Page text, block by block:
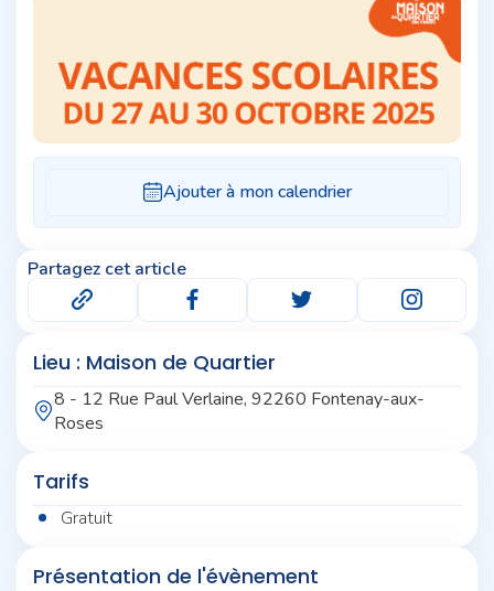
Partagez cet article
Lieu : Maison de Quartier
8 - 12 Rue Paul Verlaine, 92260 Fontenay-aux-
Roses
Tarifs
Gratuit
Présentation de l'évènement